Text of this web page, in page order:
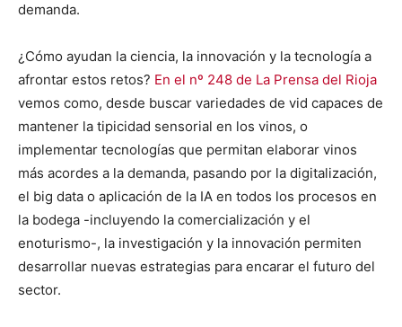
demanda.
¿Cómo ayudan la ciencia, la innovación y la tecnología a
afrontar estos retos? En el nº 248 de La Prensa del Rioja
vemos como, desde buscar variedades de vid capaces de
mantener la tipicidad sensorial en los vinos, o
implementar tecnologías que permitan elaborar vinos
más acordes a la demanda, pasando por la digitalización,
el big data o aplicación de la IA en todos los procesos en
la bodega -incluyendo la comercialización y el
enoturismo-, la investigación y la innovación permiten
desarrollar nuevas estrategias para encarar el futuro del
sector.